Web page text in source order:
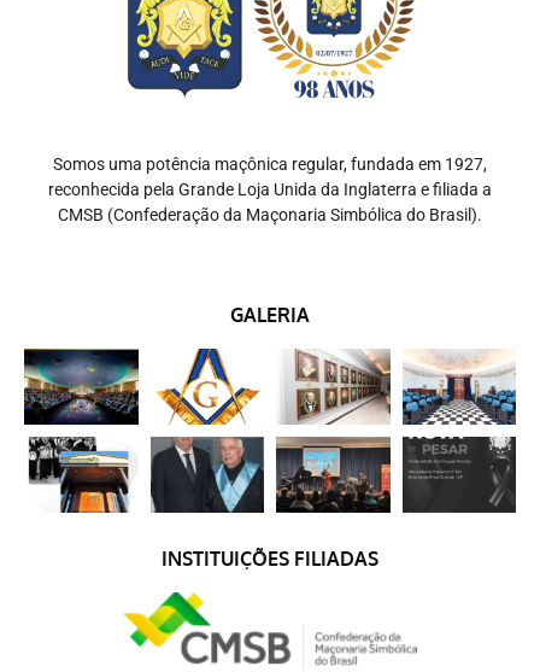
Somos uma potência maçônica regular, fundada em 1927,
reconhecida pela Grande Loja Unida da Inglaterra e filiada a
CMSB (Confederação da Maçonaria Simbólica do Brasil).
GALERIA
INSTITUIÇÕES FILIADAS